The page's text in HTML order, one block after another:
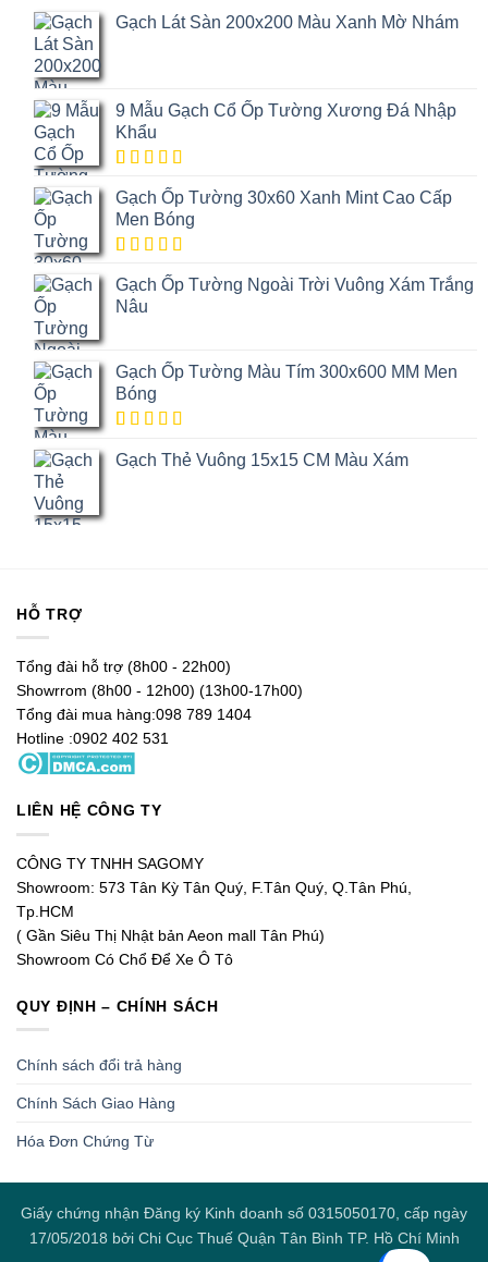
Gạch Lát Sàn 200x200 Màu Xanh Mờ Nhám
9 Mẫu Gạch Cổ Ốp Tường Xương Đá Nhập
Khẩu
trên
5 dựa trên
đánh giá
Gạch Ốp Tường 30x60 Xanh Mint Cao Cấp
Men Bóng
trên
5 dựa trên
đánh giá
Gạch Ốp Tường Ngoài Trời Vuông Xám Trắng
Nâu
Gạch Ốp Tường Màu Tím 300x600 MM Men
Bóng
5 dựa trên
Gạch Thẻ Vuông 15x15 CM Màu Xám
HỖ TRỢ
Tổng đài hỗ trợ (8h00 - 22h00)
Showrrom (8h00 - 12h00) (13h00-17h00)
Tổng đài mua hàng:098 789 1404
Hotline :0902 402 531
LIÊN HỆ CÔNG TY
CÔNG TY TNHH SAGOMY
Showroom: 573 Tân Kỳ Tân Quý, F.Tân Quý, Q.Tân Phú,
Tp.HCM
( Gần Siêu Thị Nhật bản Aeon mall Tân Phú)
Showroom Có Chổ Để Xe Ô Tô
QUY ĐỊNH – CHÍNH SÁCH
Chính sách đổi trả hàng
Chính Sách Giao Hàng
Hóa Đơn Chứng Từ
Giấy chứng nhận Đăng ký Kinh doanh số 0315050170, cấp ngày
17/05/2018 bởi Chi Cục Thuế Quận Tân Bình TP. Hồ Chí Minh